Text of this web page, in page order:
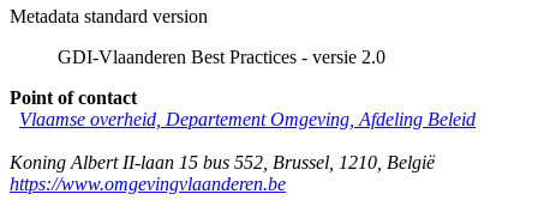
Metadata standard version
GDI-Vlaanderen Best Practices - versie 2.0
Point of contact
Vlaamse overheid, Departement Omgeving, Afdeling Beleid
Koning Albert II-laan 15 bus 552 Brussel 1210 België
https://www.omgevingvlaanderen.be